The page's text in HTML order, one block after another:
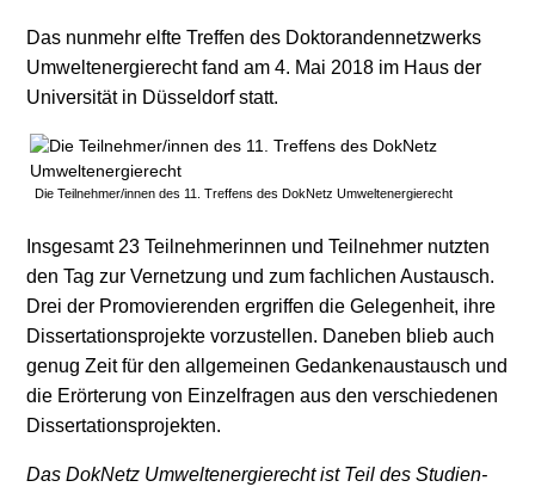
Sektorenkopplung
Stromerzeugung
Wärme
Wasserstoff
Team
Bibliothek
Newsletter
Infomaterial
Das nunmehr elfte Treffen des Doktorandennetzwerks
Umweltenergierecht fand am 4. Mai 2018 im Haus der
Universität in Düsseldorf statt.
Die Teilnehmer/innen des 11. Treffens des DokNetz Umweltenergierecht
Insgesamt 23 Teilnehmerinnen und Teilnehmer nutzten
den Tag zur Vernetzung und zum fachlichen Austausch.
Drei der Promovierenden ergriffen die Gelegenheit, ihre
Dissertationsprojekte vorzustellen. Daneben blieb auch
genug Zeit für den allgemeinen Gedankenaustausch und
die Erörterung von Einzelfragen aus den verschiedenen
Dissertationsprojekten.
Das DokNetz Umweltenergierecht ist Teil des Studien-